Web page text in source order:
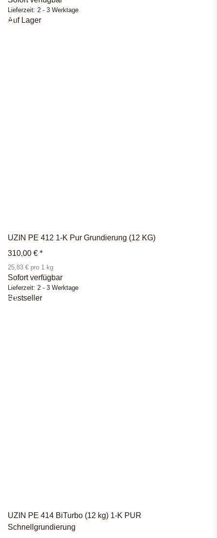
Lieferzeit: 2 - 3 Werktage
Auf Lager
UZIN PE 412 1-K Pur Grundierung (12 KG)
310,00 € *
25,83 € pro 1 kg
Sofort verfügbar
Lieferzeit: 2 - 3 Werktage
Bestseller
UZIN PE 414 BiTurbo (12 kg) 1-K PUR
Schnellgrundierung